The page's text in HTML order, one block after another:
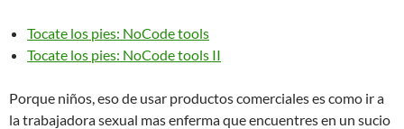
Tocate los pies: NoCode tools
Tocate los pies: NoCode tools II
Porque niños, eso de usar productos comerciales es como ir a
la trabajadora sexual mas enferma que encuentres en un sucio